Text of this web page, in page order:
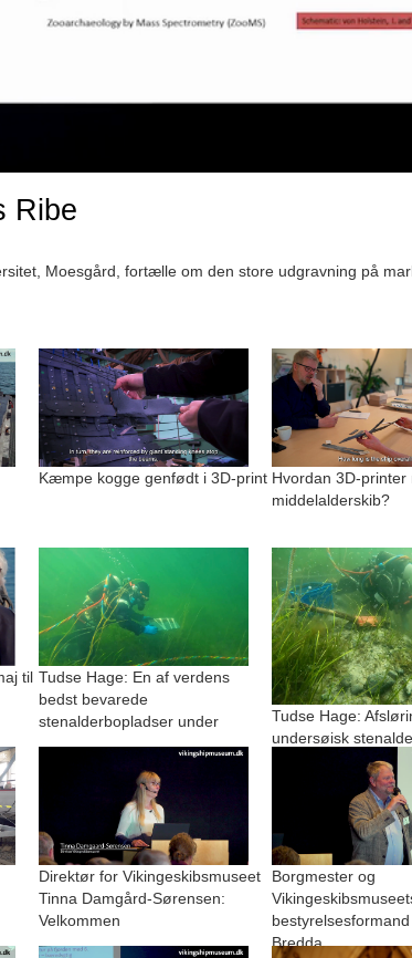
Ribe
Moesgård, fortælle om den store udgravning på
Kæmpe kogge genfødt i 3D-print Hvordan 3D-printer
middelalderskib?
til Tudse Hage: En af verdens
bedst bevarede
stenalderbopladser under
Tudse Hage:
undersøisk
Direktør for Vikingeskibsmuseet
Tinna Damgård-Sørensen:
Velkommen
Borgmester og
Bredda